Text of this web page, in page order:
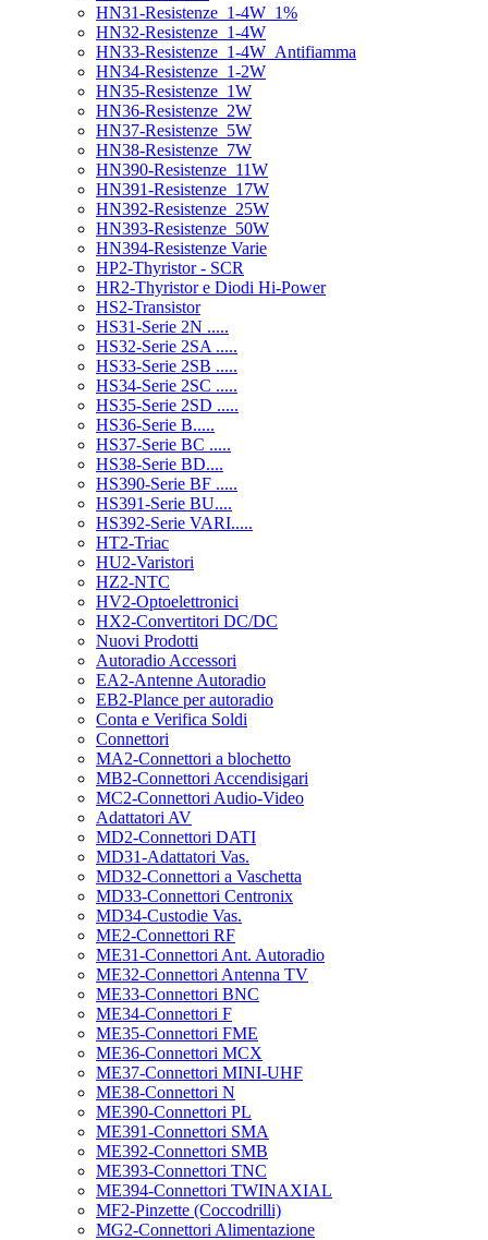
HN31-Resistenze_1-4W_1%
HN32-Resistenze_1-4W
HN33-Resistenze_1-4W_Antifiamma
HN34-Resistenze_1-2W
HN35-Resistenze_1W
HN36-Resistenze_2W
HN37-Resistenze_5W
HN38-Resistenze_7W
HN390-Resistenze_11W
HN391-Resistenze_17W
HN392-Resistenze_25W
HN393-Resistenze_50W
HN394-Resistenze Varie
HP2-Thyristor - SCR
HR2-Thyristor e Diodi Hi-Power
HS2-Transistor
HS31-Serie 2N .....
HS32-Serie 2SA .....
HS33-Serie 2SB .....
HS34-Serie 2SC .....
HS35-Serie 2SD .....
HS36-Serie B.....
HS37-Serie BC .....
HS38-Serie BD....
HS390-Serie BF .....
HS391-Serie BU....
HS392-Serie VARI.....
HT2-Triac
HU2-Varistori
HZ2-NTC
HV2-Optoelettronici
HX2-Convertitori DC/DC
Nuovi Prodotti
Autoradio Accessori
EA2-Antenne Autoradio
EB2-Plance per autoradio
Conta e Verifica Soldi
Connettori
MA2-Connettori a blochetto
MB2-Connettori Accendisigari
MC2-Connettori Audio-Video
Adattatori AV
MD2-Connettori DATI
MD31-Adattatori Vas.
MD32-Connettori a Vaschetta
MD33-Connettori Centronix
MD34-Custodie Vas.
ME2-Connettori RF
ME31-Connettori Ant. Autoradio
ME32-Connettori Antenna TV
ME33-Connettori BNC
ME34-Connettori F
ME35-Connettori FME
ME36-Connettori MCX
ME37-Connettori MINI-UHF
ME38-Connettori N
ME390-Connettori PL
ME391-Connettori SMA
ME392-Connettori SMB
ME393-Connettori TNC
ME394-Connettori TWINAXIAL
MF2-Pinzette (Coccodrilli)
MG2-Connettori Alimentazione